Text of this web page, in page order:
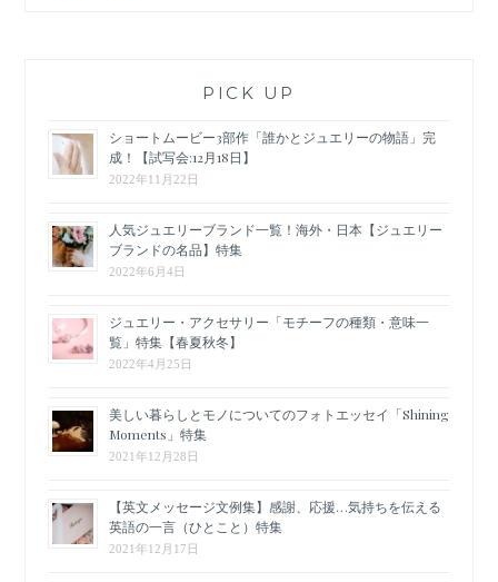
PICK UP
ショートムービー3部作「誰かとジュエリーの物語」完
成！【試写会:12月18日】
2022年11月22日
人気ジュエリーブランド一覧！海外・日本【ジュエリー
ブランドの名品】特集
2022年6月4日
ジュエリー・アクセサリー「モチーフの種類・意味一
覧」特集【春夏秋冬】
2022年4月25日
美しい暮らしとモノについてのフォトエッセイ「Shining
Moments」特集
2021年12月28日
【英文メッセージ文例集】感謝、応援…気持ちを伝える
英語の一言（ひとこと）特集
2021年12月17日